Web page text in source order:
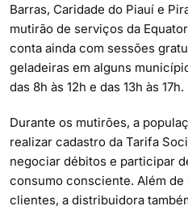
Barras, Caridade do Piauí e
mutirão de serviços da
conta ainda com sessões
geladeiras em alguns
das 8h às 12h e das 13h às 17h.
Durante os mutirões, a
realizar cadastro da Tarifa
negociar débitos e participar
consumo consciente. Além
clientes, a distribuidora